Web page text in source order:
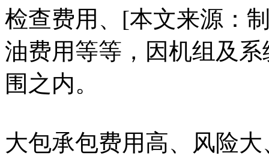
检查费用、[本文来源：
油费用等等，因机组及
围之内。
大包承包费用高、风险